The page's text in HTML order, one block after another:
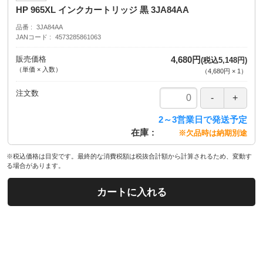
HP 965XL インクカートリッジ 黒 3JA84AA
品番
3JA84AA
JANコード
4573285861063
販売価格
（単価 × 入数）
4,680円(税込5,148円)
（4,680円 × 1 ）
注文数
在庫
2～3営業日で発送予定
※欠品時は納期別途
※税込価格は目安です。最終的な消費税額は税抜合計額から計算されるため、変動す
る場合があります。
カートに入れる